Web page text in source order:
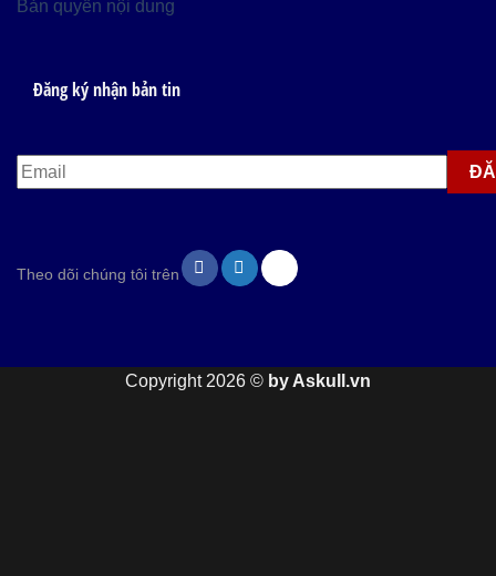
Bản quyền nội dung
Đăng ký nhận bản tin
Theo dõi chúng tôi trên
Copyright 2026 © by Askull.vn